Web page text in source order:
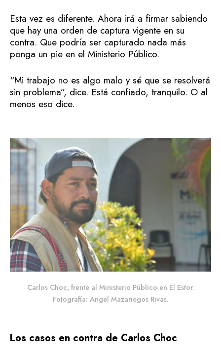
Esta vez es diferente. Ahora irá a firmar sabiendo
que hay una orden de captura vigente en su
contra. Que podría ser capturado nada más
ponga un pie en el Ministerio Público.
“Mi trabajo no es algo malo y sé que se resolverá
sin problema”, dice. Está confiado, tranquilo. O al
menos eso dice.
Carlos Choc, frente al Ministerio Público en El Estor.
Fotografía: Angel Mazariegos Rivas.
Los casos en contra de Carlos Choc